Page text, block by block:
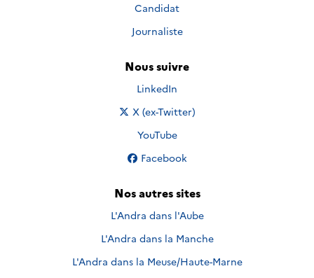
Candidat
Journaliste
Nous suivre
Nous suivre sur
LinkedIn
Nous suivre sur
X (ex-Twitter)
Nous suivre sur
YouTube
Nous suivre sur
Facebook
Nos autres sites
L'Andra dans l'Aube
L'Andra dans la Manche
L'Andra dans la Meuse/Haute-Marne